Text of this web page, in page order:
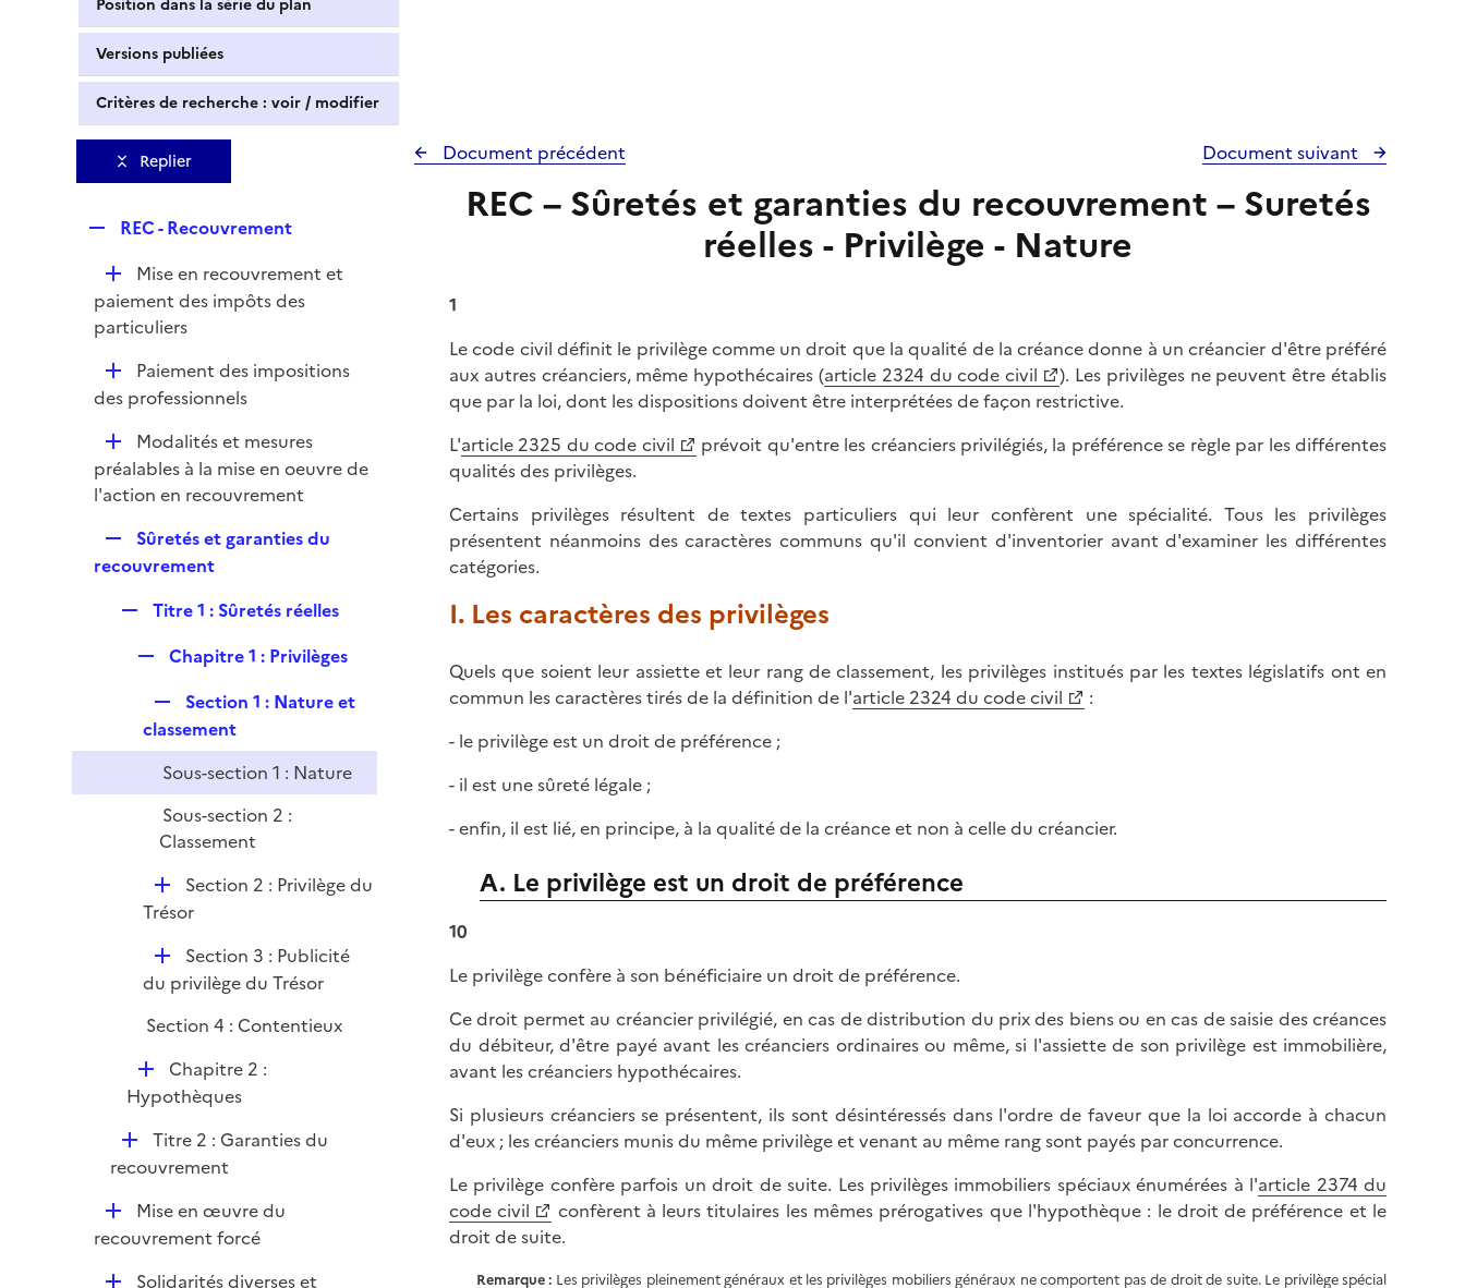
Position dans la série du plan
Versions publiées
Critères de recherche : voir / modifier
Replier
p
l
i
e
r
REC - Recouvrement
D
é
p
e
Mise en recouvrement et
paiement des impôts des
particuliers
D
é
i
e
Paiement des impositions
des professionnels
D
é
p
e
Modalités et mesures
préalables à la mise en oeuvre de
l'action en recouvrement
e
l
Sûretés et garanties du
recouvrement
p
e
Titre 1 : Sûretés réelles
p
l
i
e
r
Chapitre 1 : Privilèges
e
p
l
e
Section 1 : Nature et
classement
Sous-section 1 : Nature
Sous-section 2 :
Classement
D
é
i
e
r
Section 2 : Privilège du
Trésor
D
é
l
i
e
r
Section 3 : Publicité
du privilège du Trésor
Section 4 : Contentieux
D
é
l
i
r
Chapitre 2 :
Hypothèques
D
é
l
i
e
Titre 2 : Garanties du
recouvrement
D
é
Mise en œuvre du
recouvrement forcé
DSolidarités diverses et
Document précédent Document suivant
REC – Sûretés et garanties du recouvrement – Suretés
réelles - Privilège - Nature
1
Le code civil définit le privilège comme un droit que la qualité de la créance donne à un créancier d'être préféré
aux autres créanciers, même hypothécaires (article 2324 du code civil
). Les privilèges ne peuvent être établis
que par la loi, dont les dispositions doivent être interprétées de façon restrictive.
L'article 2325 du code civil
prévoit qu'entre les créanciers privilégiés, la préférence se règle par les différentes
qualités des privilèges.
Certains privilèges résultent de textes particuliers qui leur confèrent une spécialité. Tous les privilèges
présentent néanmoins des caractères communs qu'il convient d'inventorier avant d'examiner les différentes
catégories.
I. Les caractères des privilèges
Quels que soient leur assiette et leur rang de classement, les privilèges institués par les textes législatifs ont en
commun les caractères tirés de la définition de l'article 2324 du code civil
:
- le privilège est un droit de préférence ;
- il est une sûreté légale ;
- enfin, il est lié, en principe, à la qualité de la créance et non à celle du créancier.
A. Le privilège est un droit de préférence
10
Le privilège confère à son bénéficiaire un droit de préférence.
Ce droit permet au créancier privilégié, en cas de distribution du prix des biens ou en cas de saisie des créances
du débiteur, d'être payé avant les créanciers ordinaires ou même, si l'assiette de son privilège est immobilière,
avant les créanciers hypothécaires.
Si plusieurs créanciers se présentent, ils sont désintéressés dans l'ordre de faveur que la loi accorde à chacun
d'eux ; les créanciers munis du même privilège et venant au même rang sont payés par concurrence.
Le privilège confère parfois un droit de suite. Les privilèges immobiliers spéciaux énumérées à l'article 2374 du
code civil
confèrent à leurs titulaires les mêmes prérogatives que l'hypothèque : le droit de préférence et le
droit de suite.
Remarque : Les privilèges pleinement généraux et les privilèges mobiliers généraux ne comportent pas de droit de suite. Le privilège spécial